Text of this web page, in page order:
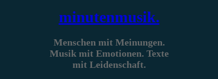
minutenmusik.
Menschen mit Meinungen.
Musik mit Emotionen. Texte
mit Leidenschaft.